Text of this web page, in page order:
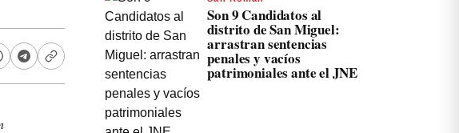
Son 9 Candidatos al
distrito de San Miguel:
arrastran sentencias
penales y vacíos
patrimoniales ante el JNE